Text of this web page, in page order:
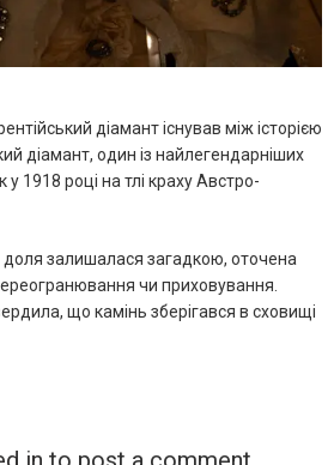
діамант існував між історією
діамант, один із найлегендарніших
у 1918 році на тлі краху Австро-
доля залишалася загадкою, оточена
чи приховування.
що камінь зберігався в сховищі